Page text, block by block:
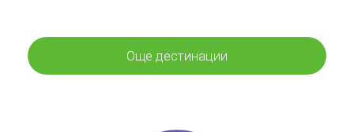
Още дестинации